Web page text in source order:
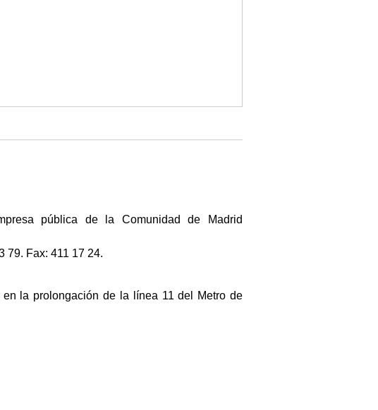
pública de la Comunidad de Madrid
79. Fax: 411 17 24.
la prolongación de la línea 11 del Metro de